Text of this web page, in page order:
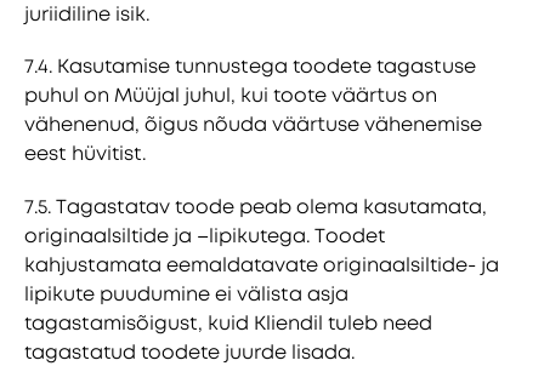
juriidiline isik.
7.4. Kasutamise tunnustega toodete tagastuse
puhul on Müüjal juhul, kui toote väärtus on
vähenenud, õigus nõuda väärtuse vähenemise
eest hüvitist.
7.5. Tagastatav toode peab olema kasutamata,
originaalsiltide ja –lipikutega. Toodet
kahjustamata eemaldatavate originaalsiltide- ja
lipikute puudumine ei välista asja
tagastamisõigust, kuid Kliendil tuleb need
tagastatud toodete juurde lisada.